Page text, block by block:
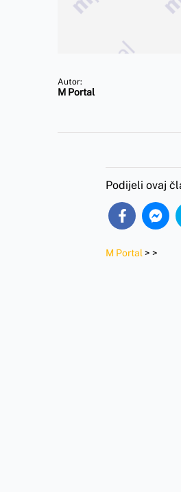
Autor:
M Portal
Podijeli ovaj
M Portal > >